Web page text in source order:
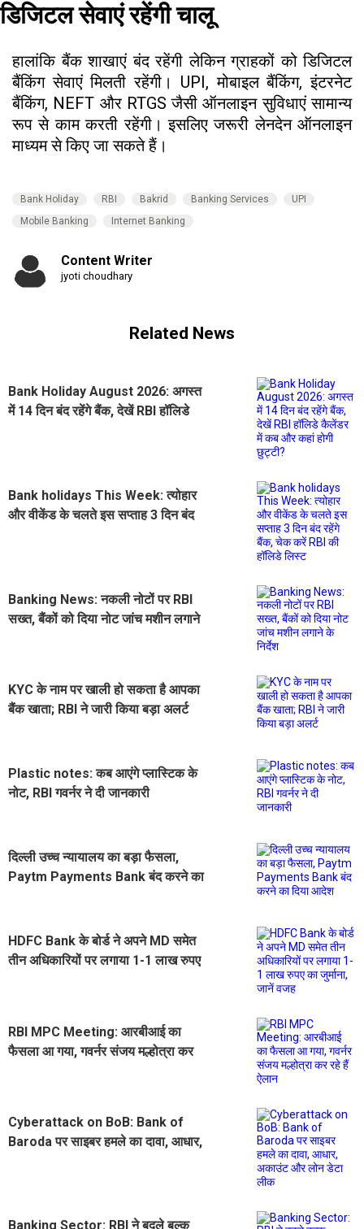
डिजिटल सेवाएं रहेंगी चालू
हालांकि बैंक शाखाएं बंद रहेंगी लेकिन ग्राहकों को डिजिटल
बैंकिंग सेवाएं मिलती रहेंगी। UPI, मोबाइल बैंकिंग, इंटरनेट
बैंकिंग, NEFT और RTGS जैसी ऑनलाइन सुविधाएं सामान्य
रूप से काम करती रहेंगी। इसलिए जरूरी लेनदेन ऑनलाइन
माध्यम से किए जा सकते हैं।
Bank Holiday RBI Bakrid Banking Services
UPI
Mobile Banking
Internet Banking
Content Writer
jyoti choudhary
Related News
Bank Holiday August 2026: अगस्त
में 14 दिन बंद रहेंगे बैंक, देखें RBI हॉलिडे
Bank holidays This Week: त्योहार
और वीकेंड के चलते इस सप्ताह 3 दिन बंद
Banking News: नकली नोटों पर RBI
सख्त, बैंकों को दिया नोट जांच मशीन लगाने
KYC के नाम पर खाली हो सकता है आपका
बैंक खाता; RBI ने जारी किया बड़ा अलर्ट
Plastic notes: कब आएंगे प्लास्टिक के
नोट, RBI गवर्नर ने दी जानकारी
दिल्ली उच्च न्यायालय का बड़ा फैसला,
Paytm Payments Bank बंद करने का
HDFC Bank के बोर्ड ने अपने MD समेत
तीन अधिकारियों पर लगाया 1-1 लाख रुपए
RBI MPC Meeting: आरबीआई का
फैसला आ गया, गवर्नर संजय मल्होत्रा कर
Cyberattack on BoB: Bank of
Baroda पर साइबर हमले का दावा, आधार,
Banking Sector: RBI ने बदले बल्क